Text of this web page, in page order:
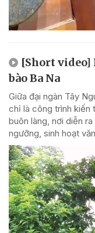
[Short video]
bào Ba Na
Giữa đại ngàn Tây
chỉ là công trình
buôn làng, nơi diễn
ngưỡng, sinh hoạt